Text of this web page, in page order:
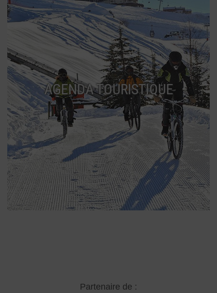
AGENDA TOURISTIQUE
Partenaire de :